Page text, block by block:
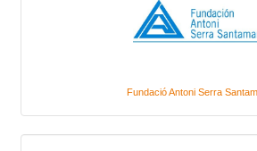
Fundació Antoni Serra